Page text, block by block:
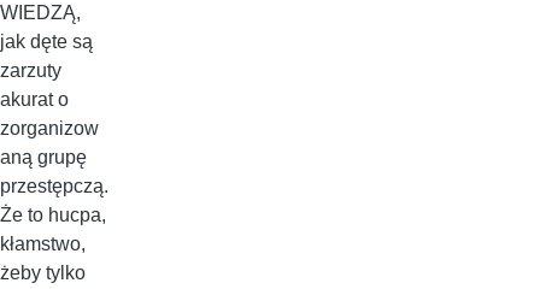
WIEDZĄ,
jak dęte są
zarzuty
akurat o
zorganizow
aną grupę
przestępczą.
Że to hucpa,
kłamstwo,
żeby tylko